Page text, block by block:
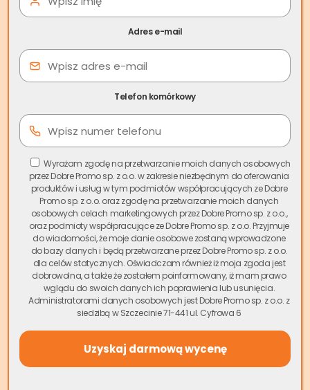
Lokator nie chce opuścić
mieszkania po zakończeniu
umowy – co może, a czego
nie może właściciel
nieruchomości
Problematyczni lokatorzy to dość powszechny problem
właścicieli nieruchomościinwestycyjnych. Wielomiesięczne
zaleganie z czynszem, dewastacja lokalu czy tytułowa
sytuacja, gdylokator nie chce opuścić mieszkania po
zakończeniuumowy najmu, to rzeczywistość, której każdy
chciałby uniknąć.
Adres e-mail
Telefon komórkowy
Wyrażam zgodę na przetwarzanie moich danych osobowych
przez Dobre Promo sp. z o.o. w zakresie niezbędnym do oferowania
produktów i usług w tym podmiotów współpracujących ze Dobre
Promo sp. z o.o. oraz zgodę na przetwarzanie moich danych
osobowych celach marketingowych przez Dobre Promo sp. z o.o.,
oraz podmioty współpracujące ze Dobre Promo sp. z o.o. Przyjmuje
do wiadomości, że moje danie osobowe zostaną wprowadzone
do bazy danych i będą przetwarzane przez Dobre Promo sp. z o.o.
dla celów statycznych. Oświadczam również iż moja zgoda jest
dobrowolna, a także że zostałem poinformowany, iż mam prawo
wglądu do swoich danych ich poprawienia lub usunięcia.
Administratorami danych osobowych jest Dobre Promo sp. z o.o. z
siedzibą w Szczecinie 71-441 ul. Cyfrowa 6